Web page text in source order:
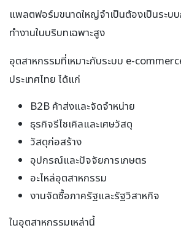
แพลตฟอร์มขนาดใหญ่จำเป็นต้องเป็นระบ
ทำงานในบริบทเฉพาะสูง
อุตสาหกรรมที่เหมาะกับระบบ e-
ประเทศไทย ได้แก่
B2B ค้าส่งและจัดจำหน่าย
ธุรกิจรีไซเคิลและเศษวัสดุ
วัสดุก่อสร้าง
อุปกรณ์และปัจจัยการเกษตร
อะไหล่อุตสาหกรรม
งานจัดซื้อภาครัฐและรัฐวิสาหกิจ
ในอุตสาหกรรมเหล่านี้